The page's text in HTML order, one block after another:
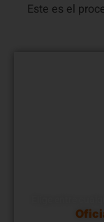
Este es el